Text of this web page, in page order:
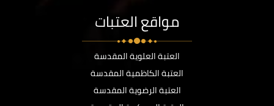
مواقع العتبات
العتبة العلوية المقدسة
العتبة الكاظمية المقدسة
العتبة الرضوية المقدسة